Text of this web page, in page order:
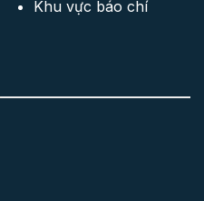
Khu vực báo chí